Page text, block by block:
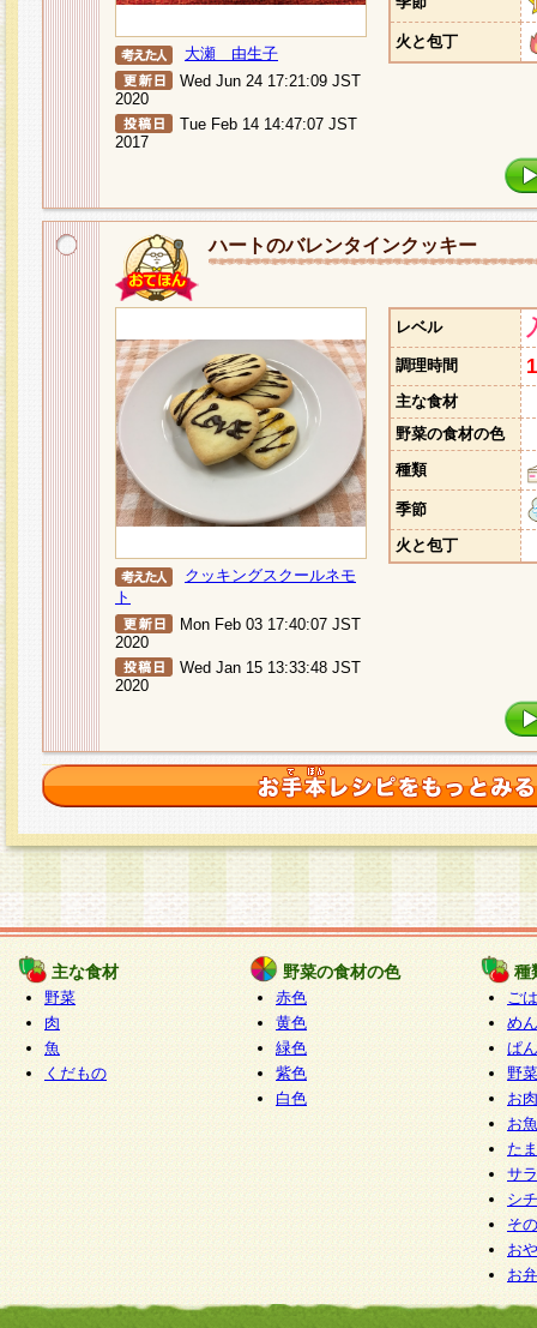
大瀬 由生子
Wed Jun 24 17:21:09 JST
2020
Tue Feb 14 14:47:07 JST
2017
火と包丁
ハートのバレンタインクッキー
クッキングスクールネモ
ト
Mon Feb 03 17:40:07 JST
2020
Wed Jan 15 13:33:48 JST
2020
レベル
調理時間
主な食材
野菜の食材の色
種類
季節
火と包丁
主な食材
野菜
肉
魚
くだもの
野菜の食材の色
赤色
黄色
緑色
紫色
白色
種
ご
めん
ぱん
野
お
お
た
サ
シ
そ
お
お